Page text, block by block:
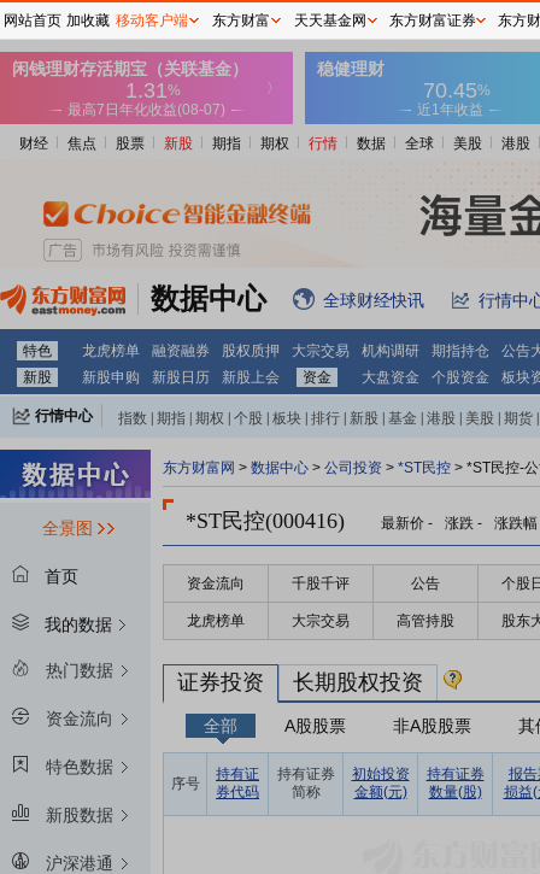
财经 焦点 股票 新股 期指 期权 行情 数据 全球 美股 港股
数据中心 全球财经快讯 行情中
特色 龙虎榜单 融资融券 股权质押 大宗交易 机构调研 期指持仓
公告
新股
新股申购 新股日历 新股上会 资金 大盘资金 个股资金 板块
行情中心 指数 期指 期权 个股 板块 排行 新股 基金 港股 美股 期货
全景图
首页
我的数据
热门数据
资金流向
特色数据
新股数据
沪深港通
东方财富网 > 数据中心 > 公司投资 > *ST民控 > *ST民控-
*ST民控(000416) 最新价 - 涨跌 - 涨跌幅
资金流向 千股千评 公告 个股
龙虎榜单 大宗交易 高管持股 股东
证券投资 长期股权投资
全部 A股股票 非A股股票 其
序号
持有证
券代码
持有证券
简称
初始投资
金额(元)
持有证券
数量(股)
报告
损益(
网站首页 加收藏 移动客户端 东方财富 天天基金网 东方财富证券 东方